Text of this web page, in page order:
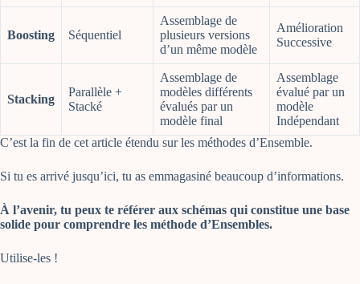
Boosting Séquentiel
Assemblage de
plusieurs versions
d’un même modèle
Amélioration
Successive
Stacking
Parallèle +
Stacké
Assemblage de
modèles différents
évalués par un
modèle final
Assemblage
évalué par un
modèle
Indépendant
C’est la fin de cet article étendu sur les méthodes d’Ensemble.
Si tu es arrivé jusqu’ici, tu as emmagasiné beaucoup d’informations.
À l’avenir, tu peux te référer aux schémas qui constitue une base
solide pour comprendre les méthode d’Ensembles.
Utilise-les !